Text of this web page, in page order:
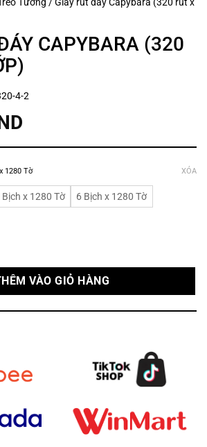
CAPYBARA (320
4-2
1280 Tờ
Bịch x 1280 Tờ
6 Bịch x 1280 Tờ
XÓA
rút x 4 lớp) số lượng
VÀO GIỎ HÀNG